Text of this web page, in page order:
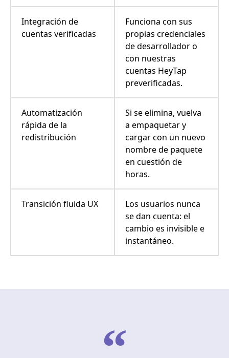
Integración de
cuentas verificadas
Funciona con sus
propias credenciales
de desarrollador o
con nuestras
cuentas HeyTap
preverificadas.
Automatización
rápida de la
redistribución
Si se elimina, vuelva
a empaquetar y
cargar con un nuevo
nombre de paquete
en cuestión de
horas.
Transición fluida UX
Los usuarios nunca
se dan cuenta: el
cambio es invisible e
instantáneo.